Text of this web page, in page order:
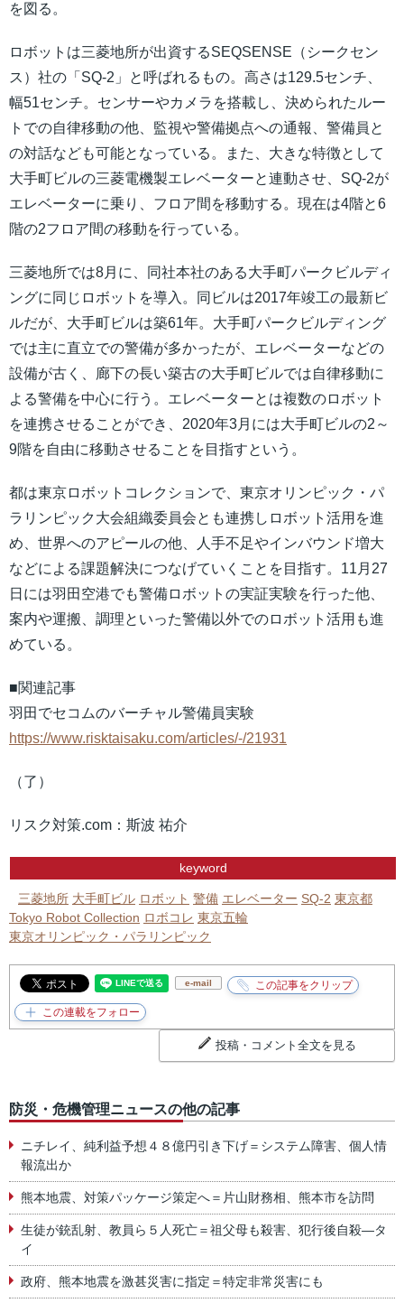
を図る。
ロボットは三菱地所が出資するSEQSENSE（シークセン
ス）社の「SQ-2」と呼ばれるもの。高さは129.5センチ、
幅51センチ。センサーやカメラを搭載し、決められたルー
トでの自律移動の他、監視や警備拠点への通報、警備員と
の対話なども可能となっている。また、大きな特徴として
大手町ビルの三菱電機製エレベーターと連動させ、SQ-2が
エレベーターに乗り、フロア間を移動する。現在は4階と6
階の2フロア間の移動を行っている。
三菱地所では8月に、同社本社のある大手町パークビルディ
ングに同じロボットを導入。同ビルは2017年竣工の最新ビ
ルだが、大手町ビルは築61年。大手町パークビルディング
では主に直立での警備が多かったが、エレベーターなどの
設備が古く、廊下の長い築古の大手町ビルでは自律移動に
よる警備を中心に行う。エレベーターとは複数のロボット
を連携させることができ、2020年3月には大手町ビルの2～
9階を自由に移動させることを目指すという。
都は東京ロボットコレクションで、東京オリンピック・パ
ラリンピック大会組織委員会とも連携しロボット活用を進
め、世界へのアピールの他、人手不足やインバウンド増大
などによる課題解決につなげていくことを目指す。11月27
日には羽田空港でも警備ロボットの実証実験を行った他、
案内や運搬、調理といった警備以外でのロボット活用も進
めている。
■関連記事
羽田でセコムのバーチャル警備員実験
https://www.risktaisaku.com/articles/-/21931
（了）
リスク対策.com：斯波 祐介
keyword
三菱地所 大手町ビル ロボット 警備 エレベーター SQ-2 東京都
Tokyo Robot Collection ロボコレ 東京五輪
東京オリンピック・パラリンピック
e-mail
投稿・コメント全文を見る
防災・危機管理ニュースの他の記事
ニチレイ、純利益予想４８億円引き下げ＝システム障害、個人情
報流出か
熊本地震、対策パッケージ策定へ＝片山財務相、熊本市を訪問
生徒が銃乱射、教員ら５人死亡＝祖父母も殺害、犯行後自殺―タ
イ
政府、熊本地震を激甚災害に指定＝特定非常災害にも